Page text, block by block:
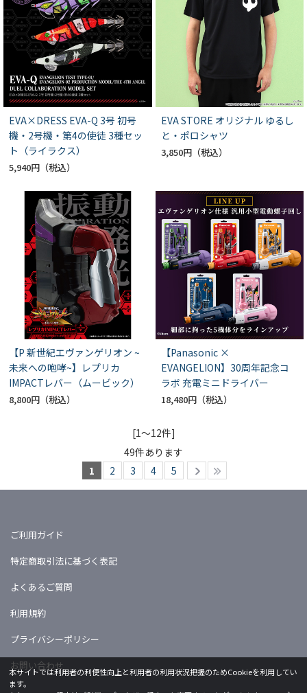
EVA×DRESS EVA-Q 3号 初号
機・2号機・第4の使徒 3種セッ
ト（ライラクス）
5,940円
EVA STORE オリジナル ゆるし
と・ポロシャツ
3,850円
【P 新世紀エヴァンゲリオン ~
未来への咆哮~】レプリカ
IMPACTレバー（ムービック）
8,800円
【Panasonic ×
EVANGELION】30周年記念コ
ラボ 充電ミニドライバー
18,480円
[1～12件]
49件あります
1
2 3 4 5
ご利用ガイド
特定商取引法に基づく表記
よくあるご質問
利用規約
プライバシーポリシー
お問い合わせ
本サイトでは利用者の利便性向上と利用者の利用状況把握のためCookieを利用してい
ます。